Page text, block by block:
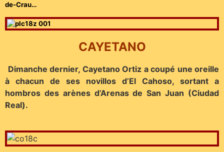
de-Crau…
CAYETANO
Dimanche dernier, Cayetano Ortiz a coupé une oreille
à chacun de ses novillos d’El Cahoso, sortant a
hombros des arènes d’Arenas de San Juan (Ciudad
Real).